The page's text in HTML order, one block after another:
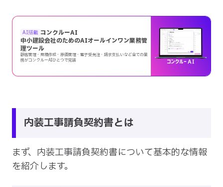
AI搭載 コンクルーAI
中小建設会社のためのAIオールインワン業務管
理ツール
顧客管理・見積作成・原価管理・電子受発注・請求支払いなど全ての業
務がコンクルーAIひとつで完結
内装工事請負契約書とは
まず、内装工事請負契約書について基本的な情報
を紹介します。